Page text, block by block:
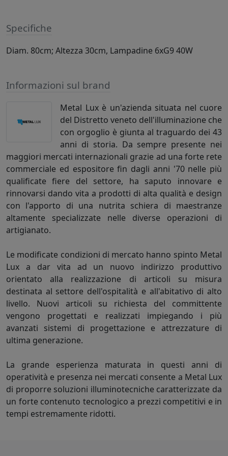
Specifiche
Diam. 80cm; Altezza 30cm, Lampadine 6xG9 40W
Informazioni sul brand
Metal Lux è un'azienda situata nel cuore
del Distretto veneto dell'illuminazione che
con orgoglio è giunta al traguardo dei 43
anni di storia. Da sempre presente nei
maggiori mercati internazionali grazie ad una forte rete
commerciale ed espositore fin dagli anni '70 nelle più
qualificate fiere del settore, ha saputo innovare e
rinnovarsi dando vita a prodotti di alta qualità e design
con l'apporto di una nutrita schiera di maestranze
altamente specializzate nelle diverse operazioni di
artigianato.
Le modificate condizioni di mercato hanno spinto Metal
Lux a dar vita ad un nuovo indirizzo produttivo
orientato alla realizzazione di articoli su misura
destinata al settore dell'ospitalità e all'abitativo di alto
livello. Nuovi articoli su richiesta del committente
vengono progettati e realizzati impiegando i più
avanzati sistemi di progettazione e attrezzature di
ultima generazione.
La grande esperienza maturata in questi anni di
operatività e presenza nei mercati consente a Metal Lux
di proporre soluzioni illuminotecniche caratterizzate da
un forte contenuto tecnologico a prezzi competitivi e in
tempi estremamente ridotti.